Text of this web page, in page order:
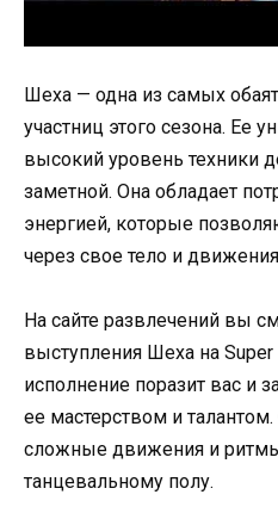
Шеха — одна из самых
участниц этого сезона. Ее
высокий уровень техники
заметной. Она обладает
энергией, которые
через свое тело и
На сайте развлечений вы
выступления Шеха на Super
исполнение поразит вас и
ее мастерством и
сложные движения и
танцевальному полу.